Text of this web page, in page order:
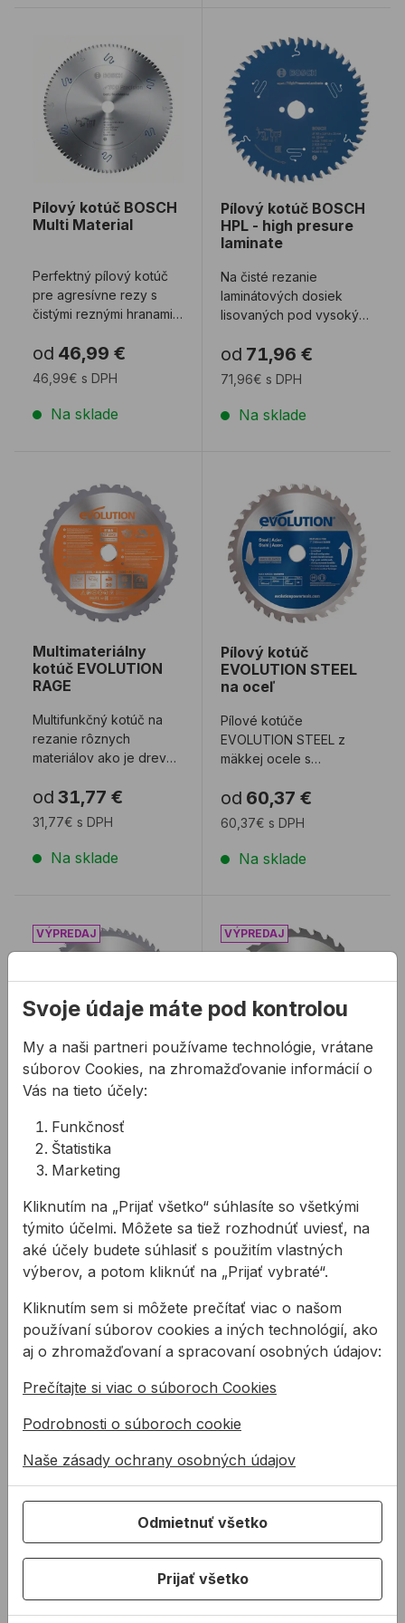
Pílový kotúč BOSCH
Multi Material
Perfektný pílový kotúč
pre agresívne rezy s
čistými reznými hranami
materiálov. Špe ...
od 46,99 €
46,99€ s DPH
Na sklade
Pílový kotúč BOSCH
Pílový kotúč BOSCH
HPL - high presure
laminate
Na čisté rezanie
laminátových dosiek
lisovaných pod vysokým
rezanie dosiek Trespa, ...
od 71,96 €
71,96€ s DPH
Na sklade
Multimateriálny kotúč EVOLUTION RAGE
Multimateriálny
kotúč EVOLUTION
RAGE
Multifunkčný kotúč na
rezanie rôznych
materiálov ako je drevo,
typy plastov, ...
od 31,77 €
31,77€ s DPH
Na sklade
Pílový kotúč EVOLUTION
Pílový kotúč
EVOLUTION STEEL
na oceľ
Pílové kotúče
EVOLUTION STEEL z
mäkkej ocele s
určené na rezanie kovu.
Sú tie ...
od 60,37 €
60,37€ s DPH
Na sklade
Pílový kotúč EVOLUTION ALUMINIUM na hliník
Pílový kotúč
ALUMINIUM na hliník
Pílové kotúče
ALUMINIUM sú navrhnuté
tak, aby poskytovali
maximálny výkon
použitím najkval ...
od84,72 €
61,95 €
61,95€ s DPH
Na sklade
Pílový kotúč EVOLUTION
NÍZKA CENA
navrhnuté tak, aby
poskytovali maximálny
výkon použitím
najkvalitnej ...
od37,06 €
37,06€ s DPH
Na sklade
Pílový kotúč
EVOLUTION INOX
Pílový kotúč
Univerzálny rezací
olej BOSCH
Univerzálny rezací olej v
Svoje údaje máte pod kontrolou
My a naši partneri používame technológie, vrátane
súborov Cookies, na zhromažďovanie informácií o
Vás na tieto účely:
Funkčnosť
Štatistika
Marketing
Kliknutím na „Prijať všetko“ súhlasíte so všetkými
týmito účelmi. Môžete sa tiež rozhodnúť uviesť, na
aké účely budete súhlasiť s použitím vlastných
výberov, a potom kliknúť na „Prijať vybraté“.
Kliknutím sem si môžete prečítať viac o našom
používaní súborov cookies a iných technológií, ako
aj o zhromažďovaní a spracovaní osobných údajov:
Prečítajte si viac o súboroch Cookies
Podrobnosti o súboroch cookie
Naše zásady ochrany osobných údajov
Odmietnuť všetko
Prijať všetko